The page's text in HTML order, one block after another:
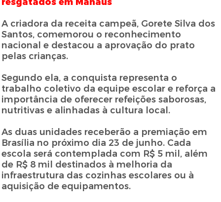
A criadora da receita campeã, Gorete Silva dos
Santos, comemorou o reconhecimento
nacional e destacou a aprovação do prato
pelas crianças.
Segundo ela, a conquista representa o
trabalho coletivo da equipe escolar e reforça a
importância de oferecer refeições saborosas,
nutritivas e alinhadas à cultura local.
As duas unidades receberão a premiação em
Brasília no próximo dia 23 de junho. Cada
escola será contemplada com R$ 5 mil, além
de R$ 8 mil destinados à melhoria da
infraestrutura das cozinhas escolares ou à
aquisição de equipamentos.